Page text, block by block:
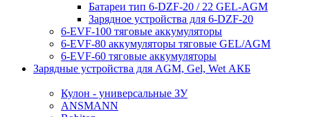
Батареи тип 6-DZF-20 / 22 GEL-AGM
Зарядное устройства для 6-DZF-20
6-EVF-100 тяговые аккумуляторы
6-EVF-80 аккумуляторы тяговые GEL/AGM
6-EVF-60 тяговые аккумуляторы
Зарядные устройства для AGM, Gel, Wet АКБ
Кулон - универсальные ЗУ
ANSMANN